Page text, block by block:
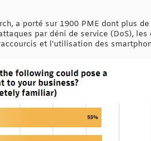
a porté sur 1900 PME dont plus
par déni de service (DoS),
et l'utilisation des